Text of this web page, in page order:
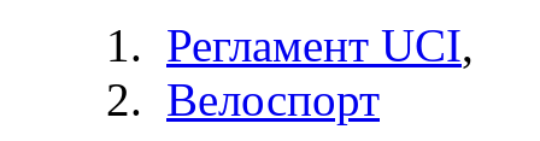
Регламент UCI,
Велоспорт